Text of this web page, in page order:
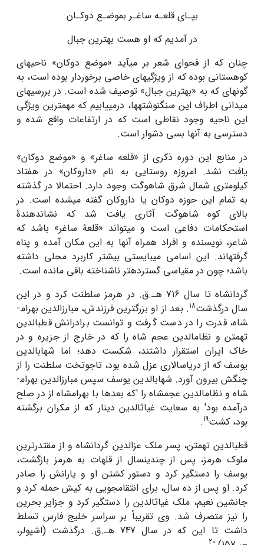
بپـای قلعـه ساغـر بموضـع دوکـان
در آمدیم که او هست بهترین جبال
چنان که از فحوای شعر بر می­آید «موضع دوکان» ناحیه­ای
کوهستانی بوده که از ویژ­گی­های خاصی برخوردار بوده است، به
گونه­ای که به «بهترین جبال» توصیف شده است. در بررسی­های
میدانی اطراف این سنگ­نوشته­ها، درمی­یابیم که مهم­ترین ویژگی
این ناحیه وجود نقاطی است که در ارتفاعات واقع شده و
دسترسی به آنها بسی دشوار است.
در منابع این دوره ذکری از «قلعه ساغر» و «موضع دوکان»
یافت نشد. امروزه روستایی به نام «داروکان» در هفتاد
کیلومتری شمال شرق شاهوگت وجود دارد. احتمالا در گذشته
به تمام این حوزه دوکان یا داروکان گفته می­شده است. در
بالای کوه شاهوگت آثاری یافت شد که نشان­دهندۀ
استحکامات دفاعی است و می­تواند «قلعۀ ساغر» باشد که
شاعر، نویسنده و افراد همراه آنها به این مکان آمده و پناه
گرفته­اند. این اسامی می­بایستی بیشتر کاربرد محلی داشته
باشد؛ چون در مقیاسی گسترده­تر ناشناخته باقی مانده­ است.
گردانشاه تا سال 716 هـ.ق. در هرمز سلطنت کرد و در این
سال درگذشت18. بعد از او بزرگ­ترین فرزندش، مبارزالدین بهرام­
شاه، قدرت را در دست گرفت و توانست برادرانش قطب­الدین
تهمتن و نظام­الدین عجم شاه را که در خارج از جزیره و در
خاک ایران استقرار داشتند، شکست دهد؛ اما شهاب­الدین
یوسف که از دریاسالاری عزل شده بود، تاج­و­تخت سلطنت را از
چنگش بیرون آورد. شهاب­الدین یوسف سپس مبارزالدین بهرام­
شاه و نظام­الدین عجم­شاه را 'که بعدها با بهرام­شاه از در صلح
درآمده بود' به سعایت غیاث­الدین دینار که از مکران برگشته
بود، کشت19
.
قطب­الدین تهمتن، پسر ملک عزالدین گردانشاه و از مقتدرترین
ملوک هرمز، پس از چندین­سال از قلهات به هرمز بازگشت،
یوسف را دستگیر کرد و دستور کشتن او و یارانش را صادر
کرد. او پس از ده سال، برای انتقام­جویی به کیش حمله کرد و
جانشین نعیم، ملک غیاث­الدین را دستگیر کرد و جزایر بحرین
را نیز متصرف شد. وی تقریباً بر سراسر خلیج فارس تسلط
داشت تا این که در سال 747 هـ.ق. درگذشت (اشپولر،
20